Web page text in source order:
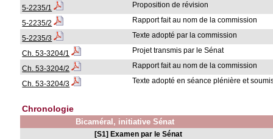
5-2235/1 Proposition de révision
5-2235/2 Rapport fait au nom de la commission
5-2235/3 Texte adopté par la commission
Ch. 53-3204/1 Projet transmis par le Sénat
Ch. 53-3204/2 Rapport fait au nom de la commission
Ch. 53-3204/3 Texte adopté en séance plénière et
Chronologie
Bicaméral, initiative Sénat
[S1] Examen par le Sénat